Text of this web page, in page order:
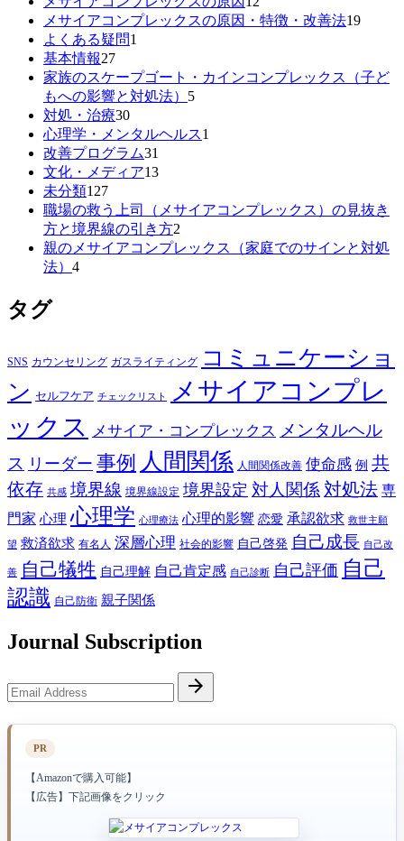
メサイアコンプレックスの原因・特徴・改善法19
よくある疑問1
基本情報27
家族のスケープゴート・カインコンプレックス（子ど
もへの影響と対処法） 5
対処・治療30
心理学・メンタルヘルス1
改善プログラム31
文化・メディア13
未分類127
職場の救う上司（メサイアコンプレックス）の見抜き
方と境界線の引き方2
親のメサイアコンプレックス（家庭でのサインと対処
法） 4
タグ
SNS カウンセリング ガスライティング コミュニケーショ
ン セルフケア チェックリスト
メサイアコンプレ
ックス
メサイア・コンプレックス メンタルヘル
ス リーダー 事例 人間関係 人間関係改善 使命感 例 共
依存 共感 境界線 境界線設定 境界設定 対人関係 対処法 専
門家 心理 心理学 心理療法 心理的影響 恋愛 承認欲求 救世主願
望 救済欲求 有名人 深層心理 社会的影響 自己啓発 自己成長 自己改
善 自己犠牲 自己理解 自己肯定感 自己診断 自己評価 自己
認識 自己防衛 親子関係
Journal Subscription
Address
arrow_forward
PR
【Amazonで購入可能】
【広告】下記画像をクリック